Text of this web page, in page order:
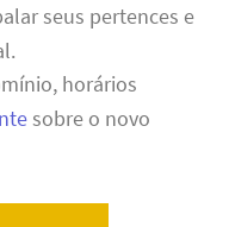
seus pertences e
horários
sobre o novo